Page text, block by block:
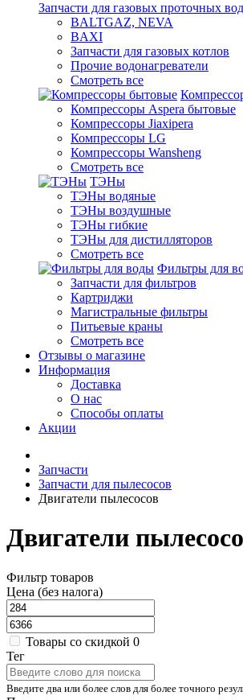
Запчасти для газовых проточных
BALTGAZ, NEVA
BAXI
Запчасти для газовых котлов
Прочие водонагреватели
Смотреть все
Компрессоры Aspera бытовые
Компрессоры Jiaxipera
Компрессоры LG
Компрессоры Wansheng
Смотреть все
ТЭНы
ТЭНы водяные
ТЭНы воздушные
ТЭНы гибкие
ТЭНы для дистилляторов
Смотреть все
Фильтры для
Запчасти для фильтров
Картриджи
Магистральные фильтры
Питьевые краны
Смотреть все
Отзывы о магазине
Информация
Доставка
О нас
Способы оплаты
Акции
Запчасти
Запчасти для пылесосов
Двигатели пылесосов
Двигатели
Фильтр товаров
Цена (без налога)
Товары со скидкой 0
Тег
Введите два или более слов для более точного